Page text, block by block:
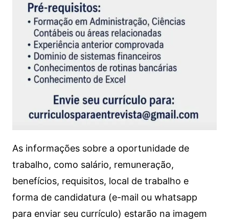
As informações sobre a oportunidade de
trabalho, como salário, remuneração,
benefícios, requisitos, local de trabalho e
forma de candidatura (e-mail ou whatsapp
para enviar seu currículo) estarão na imagem